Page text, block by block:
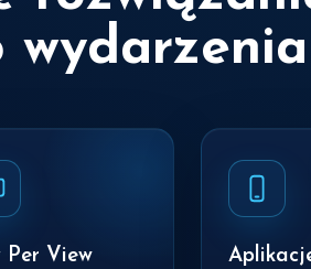
wydarzenia
Per View